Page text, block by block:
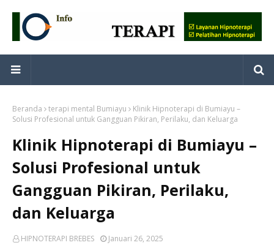
Beranda terapi mental Bumiayu
Klinik Hipnoterapi di Bumiayu –
Solusi Profesional untuk Gangguan Pikiran, Perilaku, dan Keluarga
Klinik Hipnoterapi di Bumiayu –
Solusi Profesional untuk
Gangguan Pikiran, Perilaku,
dan Keluarga
HIPNOTERAPI BREBES Januari 26, 2025